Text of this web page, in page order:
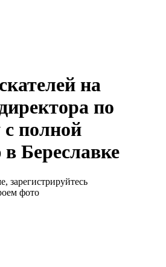
на
по
с полной
Береславке
зарегистрируйтесь
фото